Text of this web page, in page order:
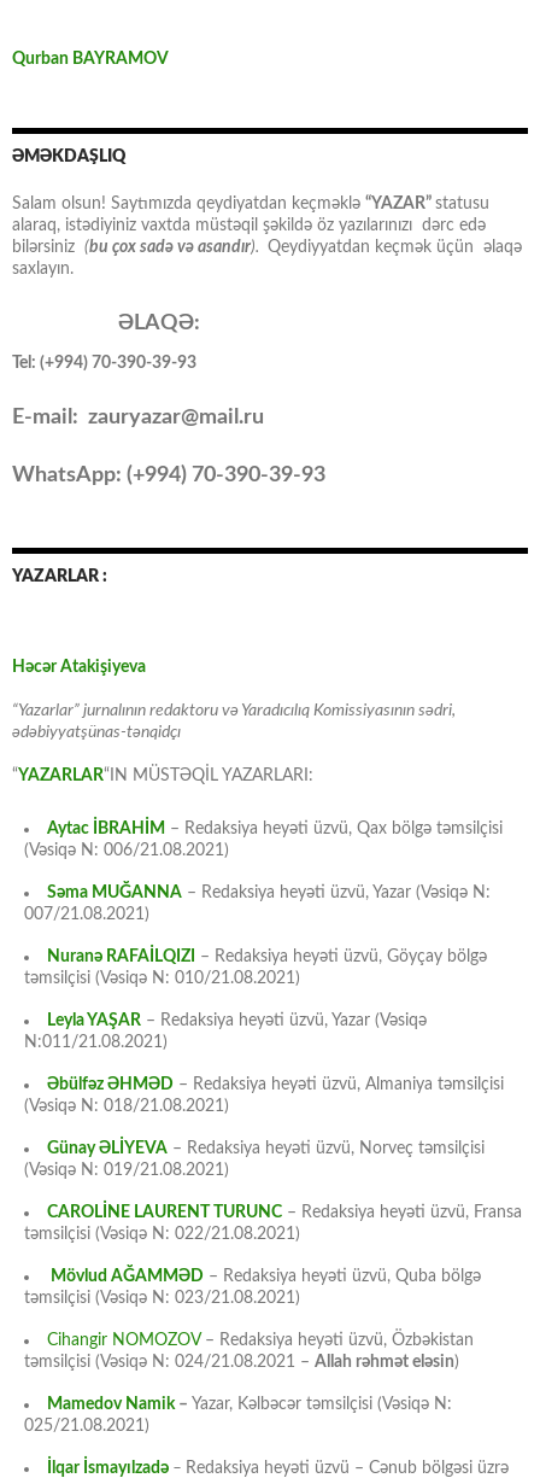
Qurban BAYRAMOV
ƏMƏKDAŞLIQ
Salam olsun! Saytımızda qeydiyatdan keçməklə “YAZAR” statusu
alaraq, istədiyiniz vaxtda müstəqil şəkildə öz yazılarınızı dərc edə
bilərsiniz (bu çox sadə və asandır). Qeydiyyatdan keçmək üçün əlaqə
saxlayın.
ƏLAQƏ:
Tel: (+994) 70-390-39-93
E-mail: zauryazar@mail.ru
WhatsApp: (+994) 70-390-39-93
YAZARLAR :
Həcər Atakişiyeva
“Yazarlar” jurnalının redaktoru və Yaradıcılıq Komissiyasının sədri,
ədəbiyyatşünas-tənqidçı
“YAZARLAR“IN MÜSTƏQİL YAZARLARI:
Aytac İBRAHİM – Redaksiya heyəti üzvü, Qax bölgə təmsilçisi
(Vəsiqə N: 006/21.08.2021)
Səma MUĞANNA – Redaksiya heyəti üzvü, Yazar (Vəsiqə N:
007/21.08.2021)
Nuranə RAFAİLQIZI
– Redaksiya heyəti üzvü, Göyçay bölgə
təmsilçisi (Vəsiqə N: 010/21.08.2021)
Leyla YAŞAR – Redaksiya heyəti üzvü, Yazar (Vəsiqə
N:011/21.08.2021)
Əbülfəz ƏHMƏD – Redaksiya heyəti üzvü, Almaniya təmsilçisi
(Vəsiqə N: 018/21.08.2021)
Günay ƏLİYEVA – Redaksiya heyəti üzvü, Norveç təmsilçisi
(Vəsiqə N: 019/21.08.2021)
CAROLİNE LAURENT TURUNC – Redaksiya heyəti üzvü, Fransa
təmsilçisi (Vəsiqə N: 022/21.08.2021)
Mövlud AĞAMMƏD – Redaksiya heyəti üzvü, Quba bölgə
təmsilçisi (Vəsiqə N: 023/21.08.2021)
Cihangir NOMOZOV– Redaksiya heyəti üzvü, Özbəkistan
təmsilçisi (Vəsiqə N: 024/21.08.2021 – Allah rəhmət eləsin)
Mamedov Namik– Yazar, Kəlbəcər təmsilçisi (Vəsiqə N:
025/21.08.2021)
İlqar İsmayılzadə – Redaksiya heyəti üzvü – Cənub bölgəsi üzrə